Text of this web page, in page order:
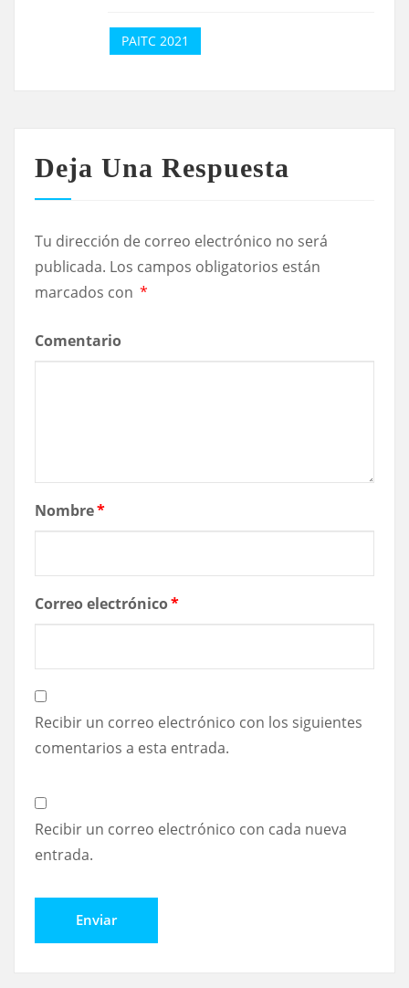
PAITC 2021
Deja Una Respuesta
Tu dirección de correo electrónico no será
publicada. Los campos obligatorios están
marcados con *
Comentario
Nombre*
Correo electrónico*
Recibir un correo electrónico con los siguientes
comentarios a esta entrada.
Recibir un correo electrónico con cada nueva
entrada.